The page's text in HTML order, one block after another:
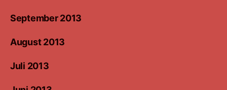
September 2013
August 2013
Juli 2013